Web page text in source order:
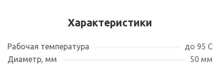
Характеристики
Рабочая температура
до 95 С
Диаметр, мм
50 мм